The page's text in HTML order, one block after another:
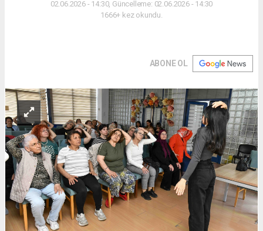
02.06.2026 - 14:30, Güncelleme: 02.06.2026 - 14:30
1666+ kez okundu.
ABONE OL